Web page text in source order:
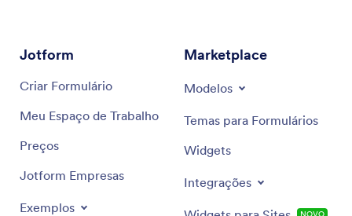
Jotform
Criar Formulário
Meu Espaço de Trabalho
Preços
Jotform Empresas
Exemplos
Marketplace
Modelos
Temas para Formulários
Widgets
Integrações